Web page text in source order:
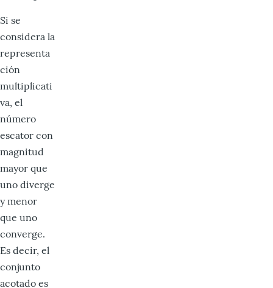
Si se
considera la
representa
ción
multiplicati
va, el
número
escator con
magnitud
mayor que
uno diverge
y menor
que uno
converge.
Es decir, el
conjunto
acotado es